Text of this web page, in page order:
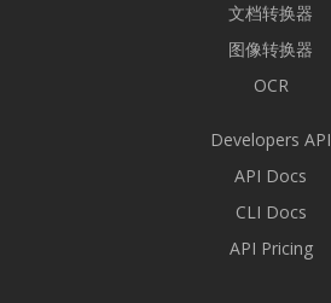
文档转换器
图像转换器
OCR
Developers API
API Docs
CLI Docs
API Pricing